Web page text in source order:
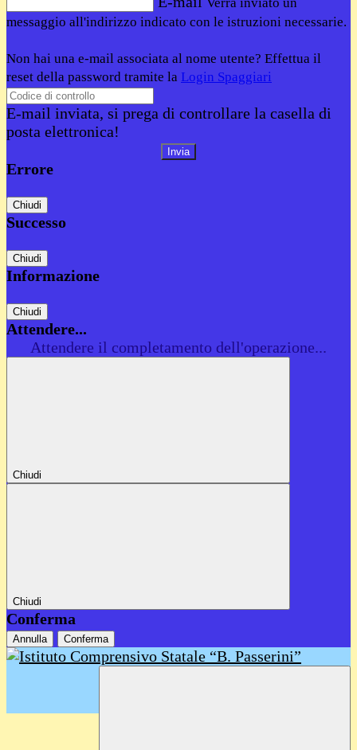
Verrà inviato un
messaggio all'indirizzo indicato con le istruzioni necessarie.
Non hai una e-mail associata al nome utente? Effettua il
reset della password tramite la Login Spaggiari
E-mail inviata, si prega di controllare la casella di
posta elettronica!
Errore
Chiudi
Successo
Chiudi
Informazione
Chiudi
Attendere...
Attendere il completamento dell'operazione...
Chiudi
Chiudi
Conferma
Annulla Conferma